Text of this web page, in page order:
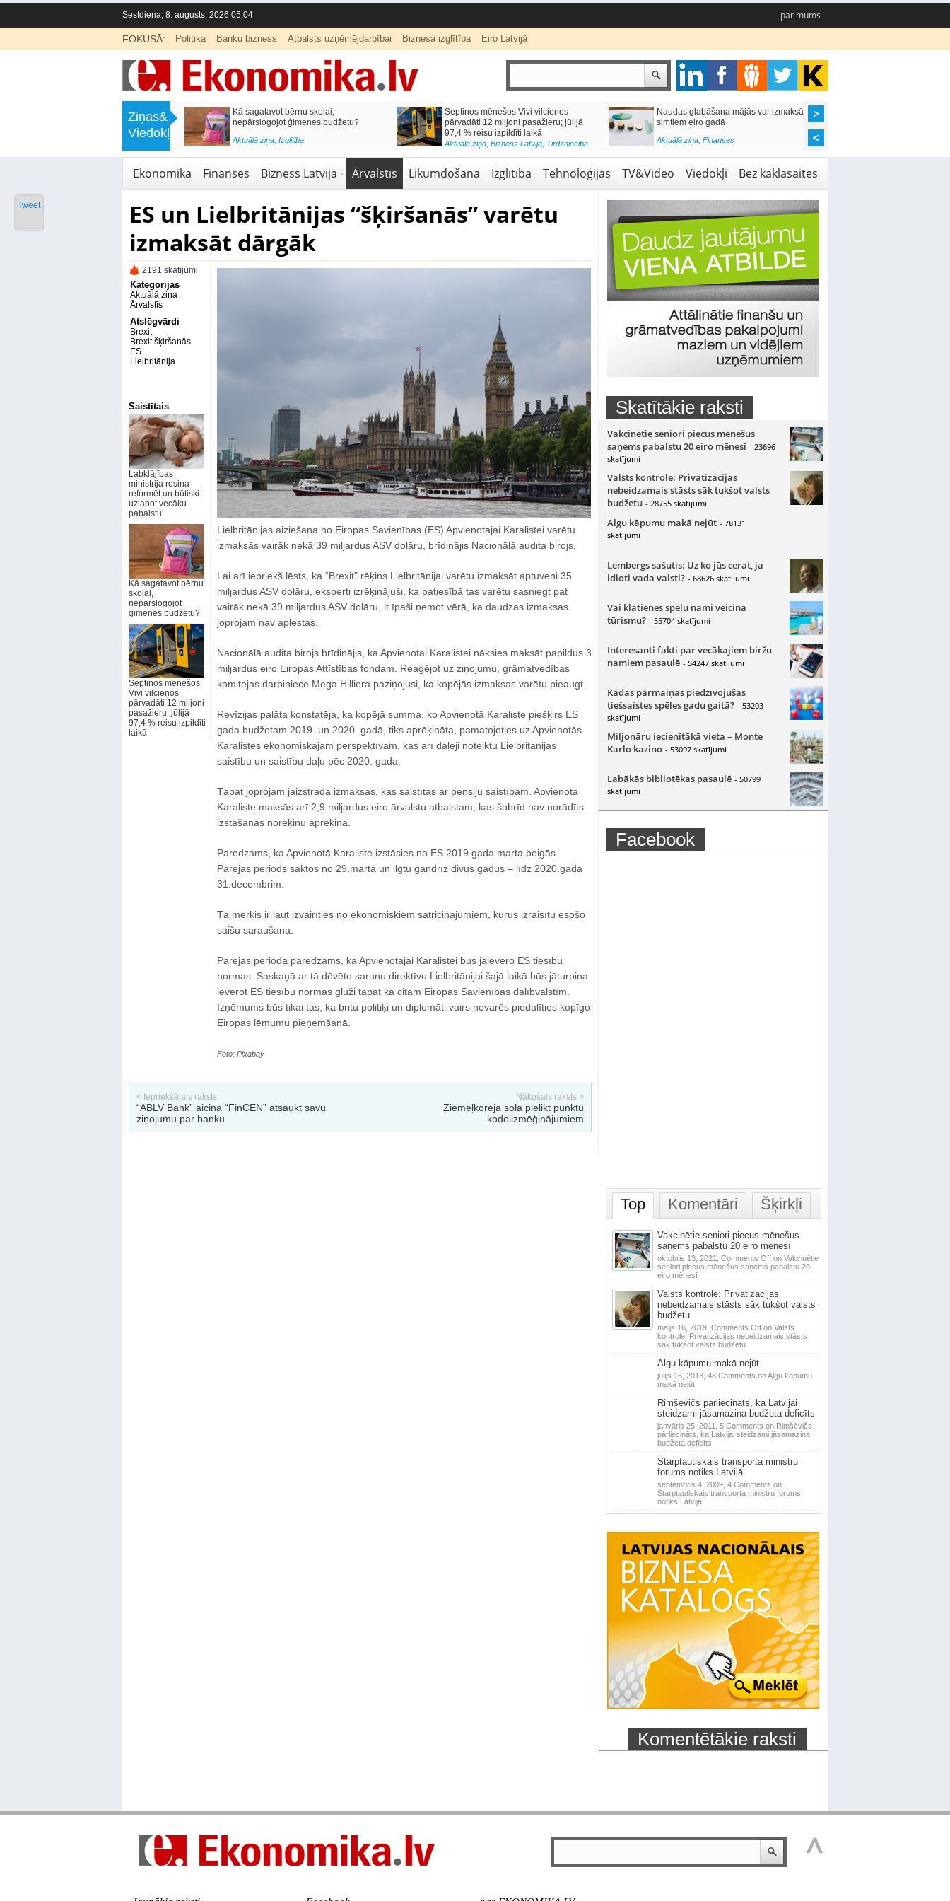
Sestdiena, 8. augusts, 2026 05:04 par mums
FOKUSĀ: Politika Banku bizness Atbalsts uzņēmējdarbībai Biznesa izglītība Eiro Latvijā
Ziņas&
Viedokļi
Labklājības ministrija rosina reformēt
un būtiski uzlabot vecāku pabalstu
Kā sagatavot bērnu skolai,
nepārslogojot ģimenes budžetu?
Aktuālā ziņa, Izglītība
Septiņos mēnešos Vivi vilcienos
pārvadāti 12 miljoni pasažieru; jūlijā
97,4 % reisu izpildīti laikā
Aktuālā ziņa, Bizness Latvijā, Tirdzniecība
Naudas glabāšana mājās var izmaksāt
simtiem eiro gadā
Aktuālā ziņa, Finanses
Ekonomika Finanses Bizness Latvijā Ārvalstīs Likumdošana Izglītība Tehnoloģijas TV&Video Viedokļi Bez kaklasaites
ES un Lielbritānijas “šķiršanās” varētu
izmaksāt dārgāk
2191 skatījumi
Kategorijas
Aktuālā ziņa
Ārvalstīs
Atslēgvārdi
Brexit
Brexit šķiršanās
ES
Lielbritānija
Saistītais
Labklājības
ministrija rosina
reformēt un būtiski
uzlabot vecāku
pabalstu
Kā sagatavot bērnu
skolai,
nepārslogojot
ģimenes budžetu?
Septiņos mēnešos
Vivi vilcienos
pārvadāti 12 miljoni
pasažieru; jūlijā
97,4 % reisu izpildīti
laikā
Lielbritānijas aiziešana no Eiropas Savienības (ES) Apvienotajai Karalistei varētu
izmaksās vairāk nekā 39 miljardus ASV dolāru, brīdinājis Nacionālā audita birojs.
Lai arī iepriekš lēsts, ka “Brexit” rēķins Lielbritānijai varētu izmaksāt aptuveni 35
miljardus ASV dolāru, eksperti izrēķinājuši, ka patiesībā tas varētu sasniegt pat
vairāk nekā 39 miljardus ASV dolāru, it īpaši ņemot vērā, ka daudzas izmaksas
joprojām nav aplēstas.
Nacionālā audita birojs brīdinājis, ka Apvienotai Karalistei nāksies maksāt papildus 3
miljardus eiro Eiropas Attīstības fondam. Reaģējot uz ziņojumu, grāmatvedības
komitejas darbiniece Mega Hilliera paziņojusi, ka kopējās izmaksas varētu pieaugt.
Revīzijas palāta konstatēja, ka kopējā summa, ko Apvienotā Karaliste piešķirs ES
gada budžetam 2019. un 2020. gadā, tiks aprēķināta, pamatojoties uz Apvienotās
Karalistes ekonomiskajām perspektīvām, kas arī daļēji noteiktu Lielbritānijas
saistību un saistību daļu pēc 2020. gada.
Tāpat joprojām jāizstrādā izmaksas, kas saistītas ar pensiju saistībām. Apvienotā
Karaliste maksās arī 2,9 miljardus eiro ārvalstu atbalstam, kas šobrīd nav norādīts
izstāšanās norēķinu aprēķinā.
Paredzams, ka Apvienotā Karaliste izstāsies no ES 2019.gada marta beigās.
Pārejas periods sāktos no 29.marta un ilgtu gandrīz divus gadus – līdz 2020.gada
31.decembrim.
Tā mērķis ir ļaut izvairīties no ekonomiskiem satricinājumiem, kurus izraisītu esošo
saišu saraušana.
Pārējas periodā paredzams, ka Apvienotajai Karalistei būs jāievēro ES tiesību
normas. Saskaņā ar tā dēvēto sarunu direktīvu Lielbritānijai šajā laikā būs jāturpina
ievērot ES tiesību normas gluži tāpat kā citām Eiropas Savienības dalībvalstīm.
Izņēmums būs tikai tas, ka britu politiķi un diplomāti vairs nevarēs piedalīties kopīgo
Eiropas lēmumu pieņemšanā.
Foto: Pixabay
< Iepriekšējais raksts
“ABLV Bank” aicina “FinCEN” atsaukt savu
ziņojumu par banku
Nākošais raksts >
Ziemeļkoreja sola pielikt punktu
kodolizmēģinājumiem
Skatītākie raksti
Vakcinētie seniori piecus mēnešus
saņems pabalstu 20 eiro mēnesī - 23696
skatījumi
Valsts kontrole: Privatizācijas
nebeidzamais stāsts sāk tukšot valsts
budžetu - 28755 skatījumi
Algu kāpumu makā nejūt - 78131
skatījumi
Lembergs sašutis: Uz ko jūs cerat, ja
idioti vada valsti? - 68626 skatījumi
Vai klātienes spēļu nami veicina
tūrismu? - 55704 skatījumi
Interesanti fakti par vecākajiem biržu
namiem pasaulē - 54247 skatījumi
Kādas pārmaiņas piedzīvojušas
tiešsaistes spēles gadu gaitā? - 53203
skatījumi
Miljonāru iecienītākā vieta – Monte
Karlo kazino - 53097 skatījumi
Labākās bibliotēkas pasaulē - 50799
skatījumi
Facebook
Top Komentāri Šķirkļi
Vakcinētie seniori piecus mēnešus
saņems pabalstu 20 eiro mēnesī
oktobris 13, 2021, Comments Offon Vakcinētie
seniori piecus mēnešus saņems pabalstu 20
eiro mēnesī
Valsts kontrole: Privatizācijas
nebeidzamais stāsts sāk tukšot valsts
budžetu
maijs 16, 2019, Comments Offon Valsts
kontrole: Privatizācijas nebeidzamais stāsts
sāk tukšot valsts budžetu
Algu kāpumu makā nejūt
jūlijs 16, 2013, 48 Comments on Algu kāpumu
makā nejūt
Rimšēvičs pārliecināts, ka Latvijai
steidzami jāsamazina budžeta deficīts
janvāris 25, 2011, 5 Comments on Rimšēvičs
pārliecināts, ka Latvijai steidzami jāsamazina
budžeta deficīts
Starptautiskais transporta ministru
forums notiks Latvijā
septembris 4, 2009, 4 Comments on
Starptautiskais transporta ministru forums
notiks Latvijā
Komentētākie raksti
Tweet